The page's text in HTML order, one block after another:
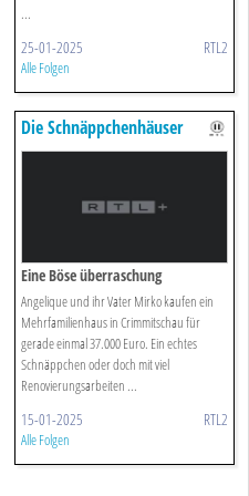
...
25-01-2025 RTL2
Alle Folgen
Die Schnäppchenhäuser
Eine Böse überraschung
Angelique und ihr Vater Mirko kaufen ein
Mehrfamilienhaus in Crimmitschau für
gerade einmal 37.000 Euro. Ein echtes
Schnäppchen oder doch mit viel
Renovierungsarbeiten ...
15-01-2025 RTL2
Alle Folgen